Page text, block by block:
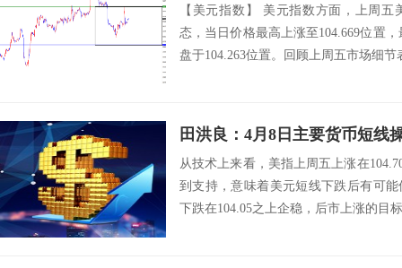
【美元指数】 美元指数方面，上周
态，当日价格最高上涨至104.669位置
盘于104.263位置。回顾上周五市场细
田洪良：4月8日主要货币
从技术上来看，美指上周五上涨在
到支持，意味着美元短线下跌后有可
下跌在104.05之上企稳，后市上涨的目